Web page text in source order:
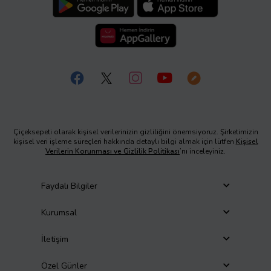
Çiçeksepeti olarak kişisel verilerinizin gizliliğini önemsiyoruz. Şirketimizin
kişisel veri işleme süreçleri hakkında detaylı bilgi almak için lütfen Kişisel
Verilerin Korunması ve Gizlilik Politikası’nı inceleyiniz.
Faydalı Bilgiler
Kurumsal
İletişim
Özel Günler